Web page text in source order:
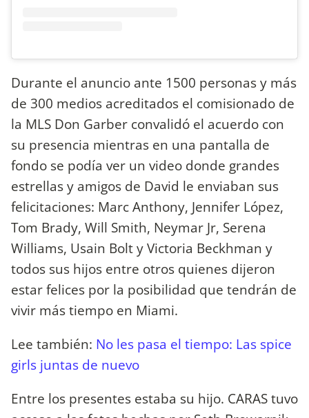
Durante el anuncio ante 1500 personas y más
de 300 medios acreditados el comisionado de
la MLS Don Garber convalidó el acuerdo con
su presencia mientras en una pantalla de
fondo se podía ver un video donde grandes
estrellas y amigos de David le enviaban sus
felicitaciones: Marc Anthony, Jennifer López,
Tom Brady, Will Smith, Neymar Jr, Serena
Williams, Usain Bolt y Victoria Beckhman y
todos sus hijos entre otros quienes dijeron
estar felices por la posibilidad que tendrán de
vivir más tiempo en Miami.
Lee también: No les pasa el tiempo: Las spice
girls juntas de nuevo
Entre los presentes estaba su hijo. CARAS tuvo